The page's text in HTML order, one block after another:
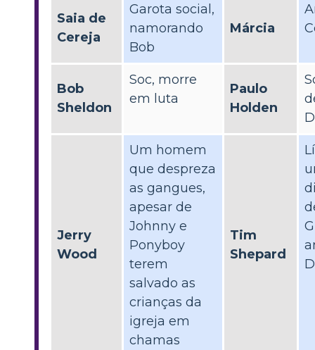
Saia de
Cereja
Garota social,
namorando
Bob
Márcia
Bob
Sheldon
Soc, morre
em luta
Paulo
Holden
Jerry
Wood
Um homem
que despreza
as gangues,
apesar de
Johnny e
Ponyboy
terem
salvado as
crianças da
igreja em
chamas
Tim
Shepard